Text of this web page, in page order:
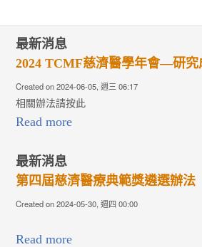
最新消息
2024 TCMF慈濟醫學年會—研究
Created on 2024-06-05, 週三 06:17
相關辦法請按此
Read more
最新消息
第四屆慈濟醫療典範獎遴選辦法
Created on 2024-05-30, 週四 00:00
Read more